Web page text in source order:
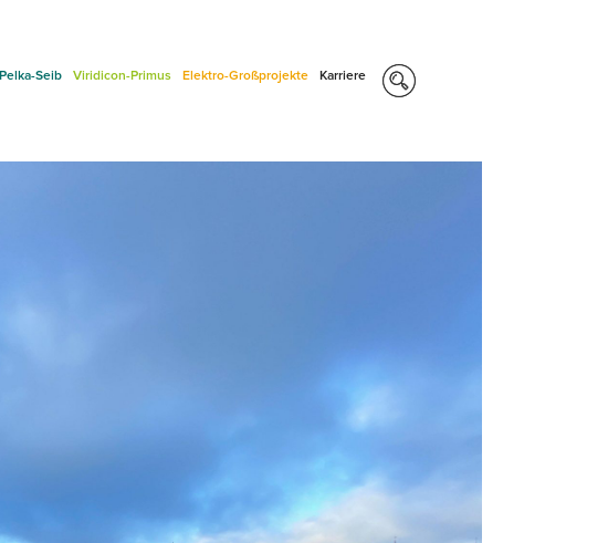
Pelka-Seib Viridicon-Primus Elektro-Großprojekte Karriere